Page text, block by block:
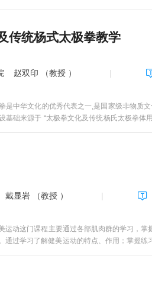
意合vs形合施兆莉第一周Unit 5思维篇之悟性
子的类型之交际功能 李冬青第二周Unit 9 句
句子篇之英语写作中的错误分析一王永亮第
19句子篇之正式与非正式句子张苏第四周
施兆莉第六周Unit 27段落篇之好段落的三
第六周Unit 30,31段落篇之如何发展段落一，
Unit 49书信 之 感谢信 张蔚第十周Unit 50
作文一，二张苏第十三周总复习第十四周英语
with front door.到前门买前门，前门没前
2B or not 2B, that is a ？这是一种文字简化
传统杨式太极拳教学
赵双印 （教授 ）
是中华文化的优秀代表之一,是国家级非物质
基础来源于 “太极拳文化及传统杨氏太极拳
责人30多年练习太极拳的体悟的总结，是在
”“圆道观” “阴阳平衡观”以及老子的“反者，
二、实践部分——杨氏太极拳教学部分（10
拳十式》，其动作保留了传统杨式太极拳特
戴显岩 （教授 ）
动这门课程主要通过各部肌肉群的学习，掌
通过学习了解健美运动的特点、作用；掌握